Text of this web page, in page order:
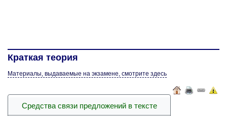
Краткая теория
Материалы, выдаваемые на экзамене, смотрите здесь
Сред­ства связи пред­ло­же­ний в тек­сте